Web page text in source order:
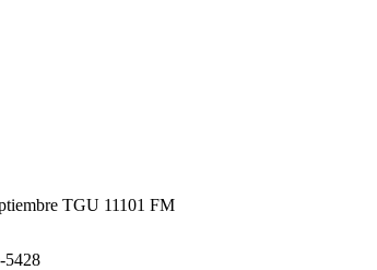
TGU 11101 FM
5428